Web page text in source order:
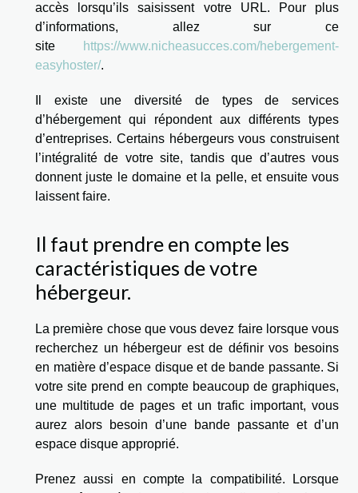
accès lorsqu’ils saisissent votre URL. Pour plus
d’informations, allez sur ce
site
https://www.nicheasucces.com/hebergement-
easyhoster/.
Il existe une diversité de types de services
d’hébergement qui répondent aux différents types
d’entreprises. Certains hébergeurs vous construisent
l’intégralité de votre site, tandis que d’autres vous
donnent juste le domaine et la pelle, et ensuite vous
laissent faire.
Il faut prendre en compte les
caractéristiques de votre
hébergeur.
La première chose que vous devez faire lorsque vous
recherchez un hébergeur est de définir vos besoins
en matière d’espace disque et de bande passante. Si
votre site prend en compte beaucoup de graphiques,
une multitude de pages et un trafic important, vous
aurez alors besoin d’une bande passante et d’un
espace disque approprié.
Prenez aussi en compte la compatibilité. Lorsque